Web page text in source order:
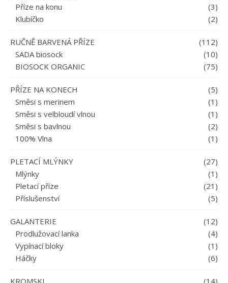
Příze na konu
(3)
Klubíčko
(2)
RUČNĚ BARVENÁ PŘÍZE
(112)
SADA biosock
(10)
BIOSOCK ORGANIC
(75)
PŘÍZE NA KONECH
(5)
Směsi s merinem
(1)
Směsi s velbloudí vlnou
(1)
Směsi s bavlnou
(2)
100% Vlna
(1)
PLETACÍ MLÝNKY
(27)
Mlýnky
(1)
Pletací příze
(21)
Příslušenství
(5)
GALANTERIE
(12)
Prodlužovací lanka
(4)
Vypínací bloky
(1)
Háčky
(6)
KROMSKI
(14)